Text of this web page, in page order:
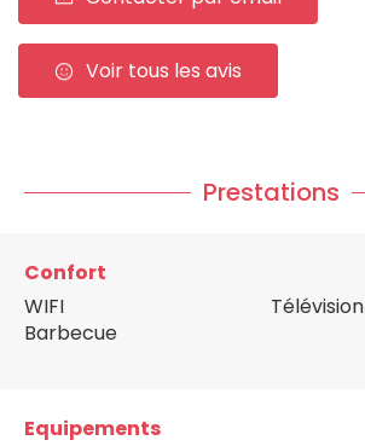
Voir tous les avis
Prestations
Confort
WIFI
Barbecue
Télévision
Equipements